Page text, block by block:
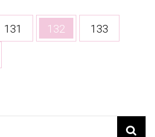
Page
131 Page
132 Page
133